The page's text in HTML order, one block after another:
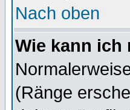
Nach oben
Wie kann ich
(Ränge